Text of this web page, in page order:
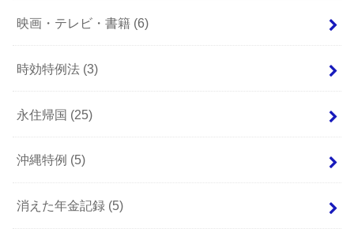
映画・テレビ・書籍 (6)
時効特例法 (3)
永住帰国 (25)
沖縄特例 (5)
消えた年金記録 (5)